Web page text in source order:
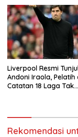
Liverpool Resmi
Andoni Iraola, Pelatih
Catatan 18 Laga Tak
Rekomendasi